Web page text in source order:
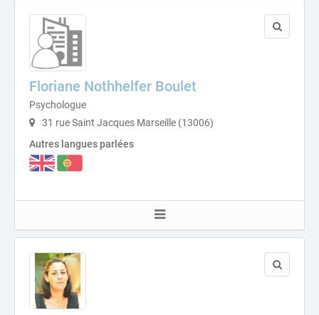
Floriane Nothhelfer Boulet
Psychologue
31 rue Saint Jacques Marseille (13006)
Autres langues parlées